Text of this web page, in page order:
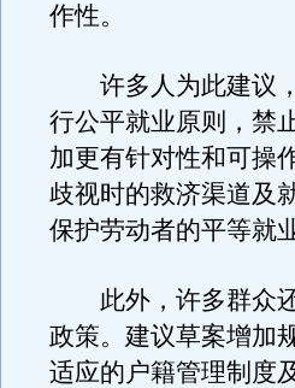
作性。
许多人为此建议，
行公平就业原则，禁
加更有针对性和可操
歧视时的救济渠道及
保护劳动者的平等就
此外，许多群众还
政策。建议草案增加
适应的户籍管理制度